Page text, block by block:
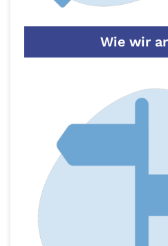
Wie wir